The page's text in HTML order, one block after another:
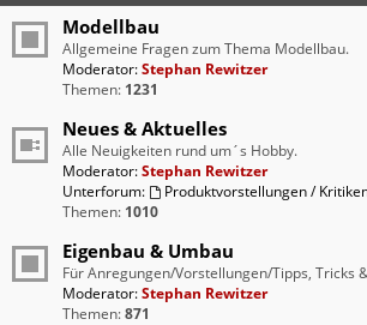
Modellbau
Allgemeine Fragen zum Thema Modellbau.
Moderator:Stephan Rewitzer
Themen: 1231
Neues & Aktuelles
Alle Neuigkeiten rund um´s Hobby.
Moderator:Stephan Rewitzer
Unterforum:
Produktvorstellungen /
Themen: 1010
Eigenbau & Umbau
Für Anregungen/Vorstellungen/Tipps, Tricks
Moderator:Stephan Rewitzer
Themen:871